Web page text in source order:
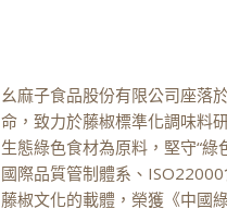
幺麻子食品股份有限公司座落
命，致力於藤椒標準化調味料
生態綠色食材為原料，堅守“
國際品質管制體系、
藤椒文化的載體，榮獲《中國